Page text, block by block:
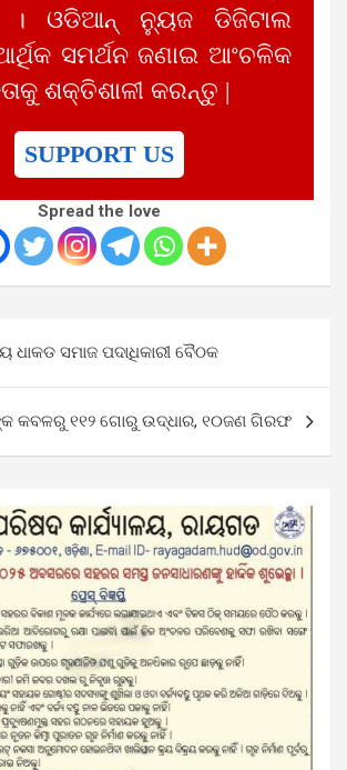
। ଓଡିଆନ୍ ନ୍ୟୁଜ ଡିଜିଟାଲ
ସମର୍ଥନ ଜଣାଇ ଆଂଚଳିକ
ଶକ୍ତିଶାଳୀ କରନ୍ତୁ |
SUPPORT US
Spread the love
ସମାଜ ପଦାଧିକାରୀ ବୈଠକ
କବଳରୁ ୧୧୨ ଗୋରୁ ଉଦ୍ଧାର, ୧୦ଜଣ ଗିରଫ